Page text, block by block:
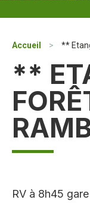
Accueil > **
**
RV à 8h45